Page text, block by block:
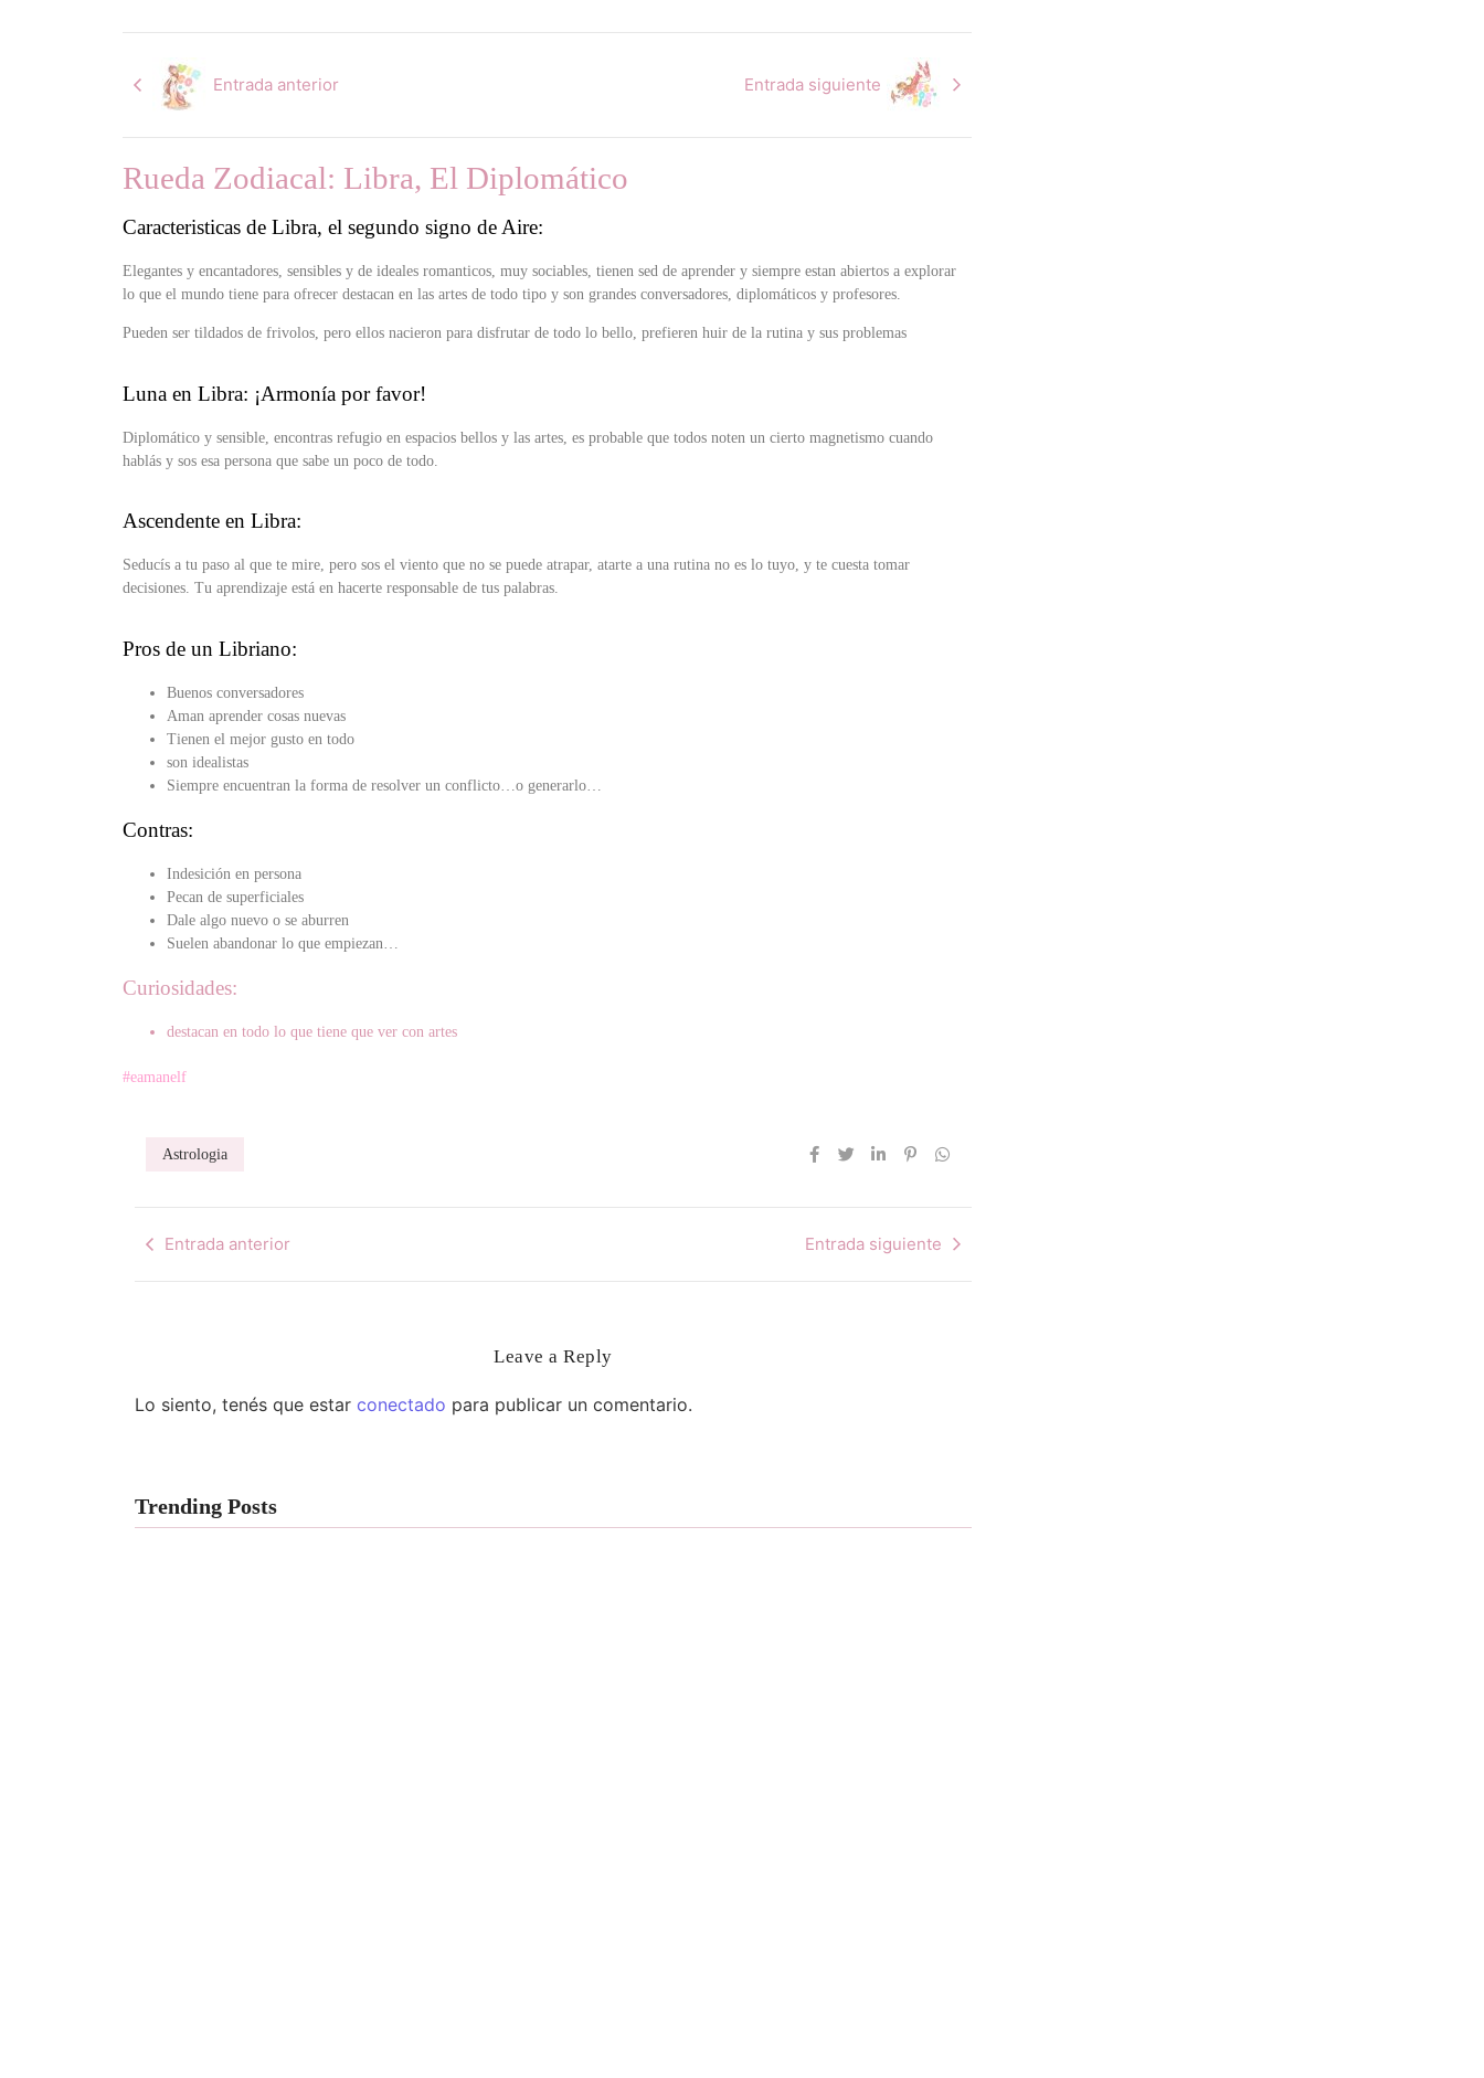
Entrada anterior Entrada siguiente
Rueda Zodiacal: Libra, El Diplomático
Caracteristicas de Libra, el segundo signo de Aire:
Elegantes y encantadores, sensibles y de ideales romanticos, muy sociables, tienen sed de aprender y siempre estan abiertos a explorar
lo que el mundo tiene para ofrecer destacan en las artes de todo tipo y son grandes conversadores, diplomáticos y profesores.
Pueden ser tildados de frivolos, pero ellos nacieron para disfrutar de todo lo bello, prefieren huir de la rutina y sus problemas
Luna en Libra: ¡Armonía por favor!
Diplomático y sensible, encontras refugio en espacios bellos y las artes, es probable que todos noten un cierto magnetismo cuando
hablás y sos esa persona que sabe un poco de todo.
Ascendente en Libra:
Seducís a tu paso al que te mire, pero sos el viento que no se puede atrapar, atarte a una rutina no es lo tuyo, y te cuesta tomar
decisiones. Tu aprendizaje está en hacerte responsable de tus palabras.
Pros de un Libriano:
Buenos conversadores
Aman aprender cosas nuevas
Tienen el mejor gusto en todo
son idealistas
Siempre encuentran la forma de resolver un conflicto…o generarlo…
Contras:
Indesición en persona
Pecan de superficiales
Dale algo nuevo o se aburren
Suelen abandonar lo que empiezan…
Curiosidades:
destacan en todo lo que tiene que ver con artes
#eamanelf
Astrologia
Entrada anterior Entrada siguiente
Leave a Reply
Lo siento, tenés que estar conectado para publicar un comentario.
Trending Posts